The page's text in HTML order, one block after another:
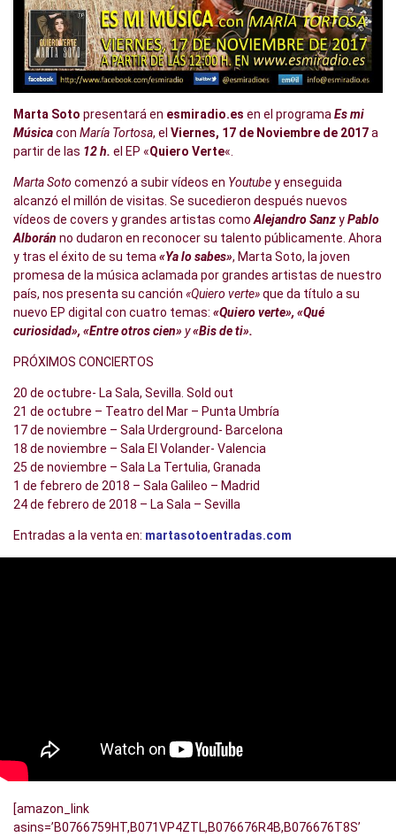
Marta Soto presentará en esmiradio.es en el programa Es mi
Músicacon María Tortosa, el Viernes, 17 de Noviembre de 2017a
partir de las 12 h. el EP «Quiero Verte«.
Marta Soto comenzó a subir vídeos en Youtubey enseguida
alcanzó el millón de visitas. Se sucedieron después nuevos
vídeos de covers y grandes artistas como Alejandro SanzyPablo
Alborán no dudaron en reconocer su talento públicamente. Ahora
y tras el éxito de su tema «Ya lo sabes», Marta Soto, la joven
promesa de la música aclamada por grandes artistas de nuestro
país, nos presenta su canción «Quiero verte»que da título a su
nuevo EP digital con cuatro temas: «Quiero verte», «Qué
curiosidad», «Entre otros cien» y«Bis de ti».
PRÓXIMOS CONCIERTOS
20 de octubre- La Sala, Sevilla. Sold out
21 de octubre – Teatro del Mar – Punta Umbría
17 de noviembre – Sala Urderground- Barcelona
18 de noviembre – Sala El Volander- Valencia
25 de noviembre – Sala La Tertulia, Granada
1 de febrero de 2018 – Sala Galileo – Madrid
24 de febrero de 2018 – La Sala – Sevilla
Entradas a la venta en: martasotoentradas.com
[amazon_link
asins=’B0766759HT,B071VP4ZTL,B076676R4B,B076676T8S’